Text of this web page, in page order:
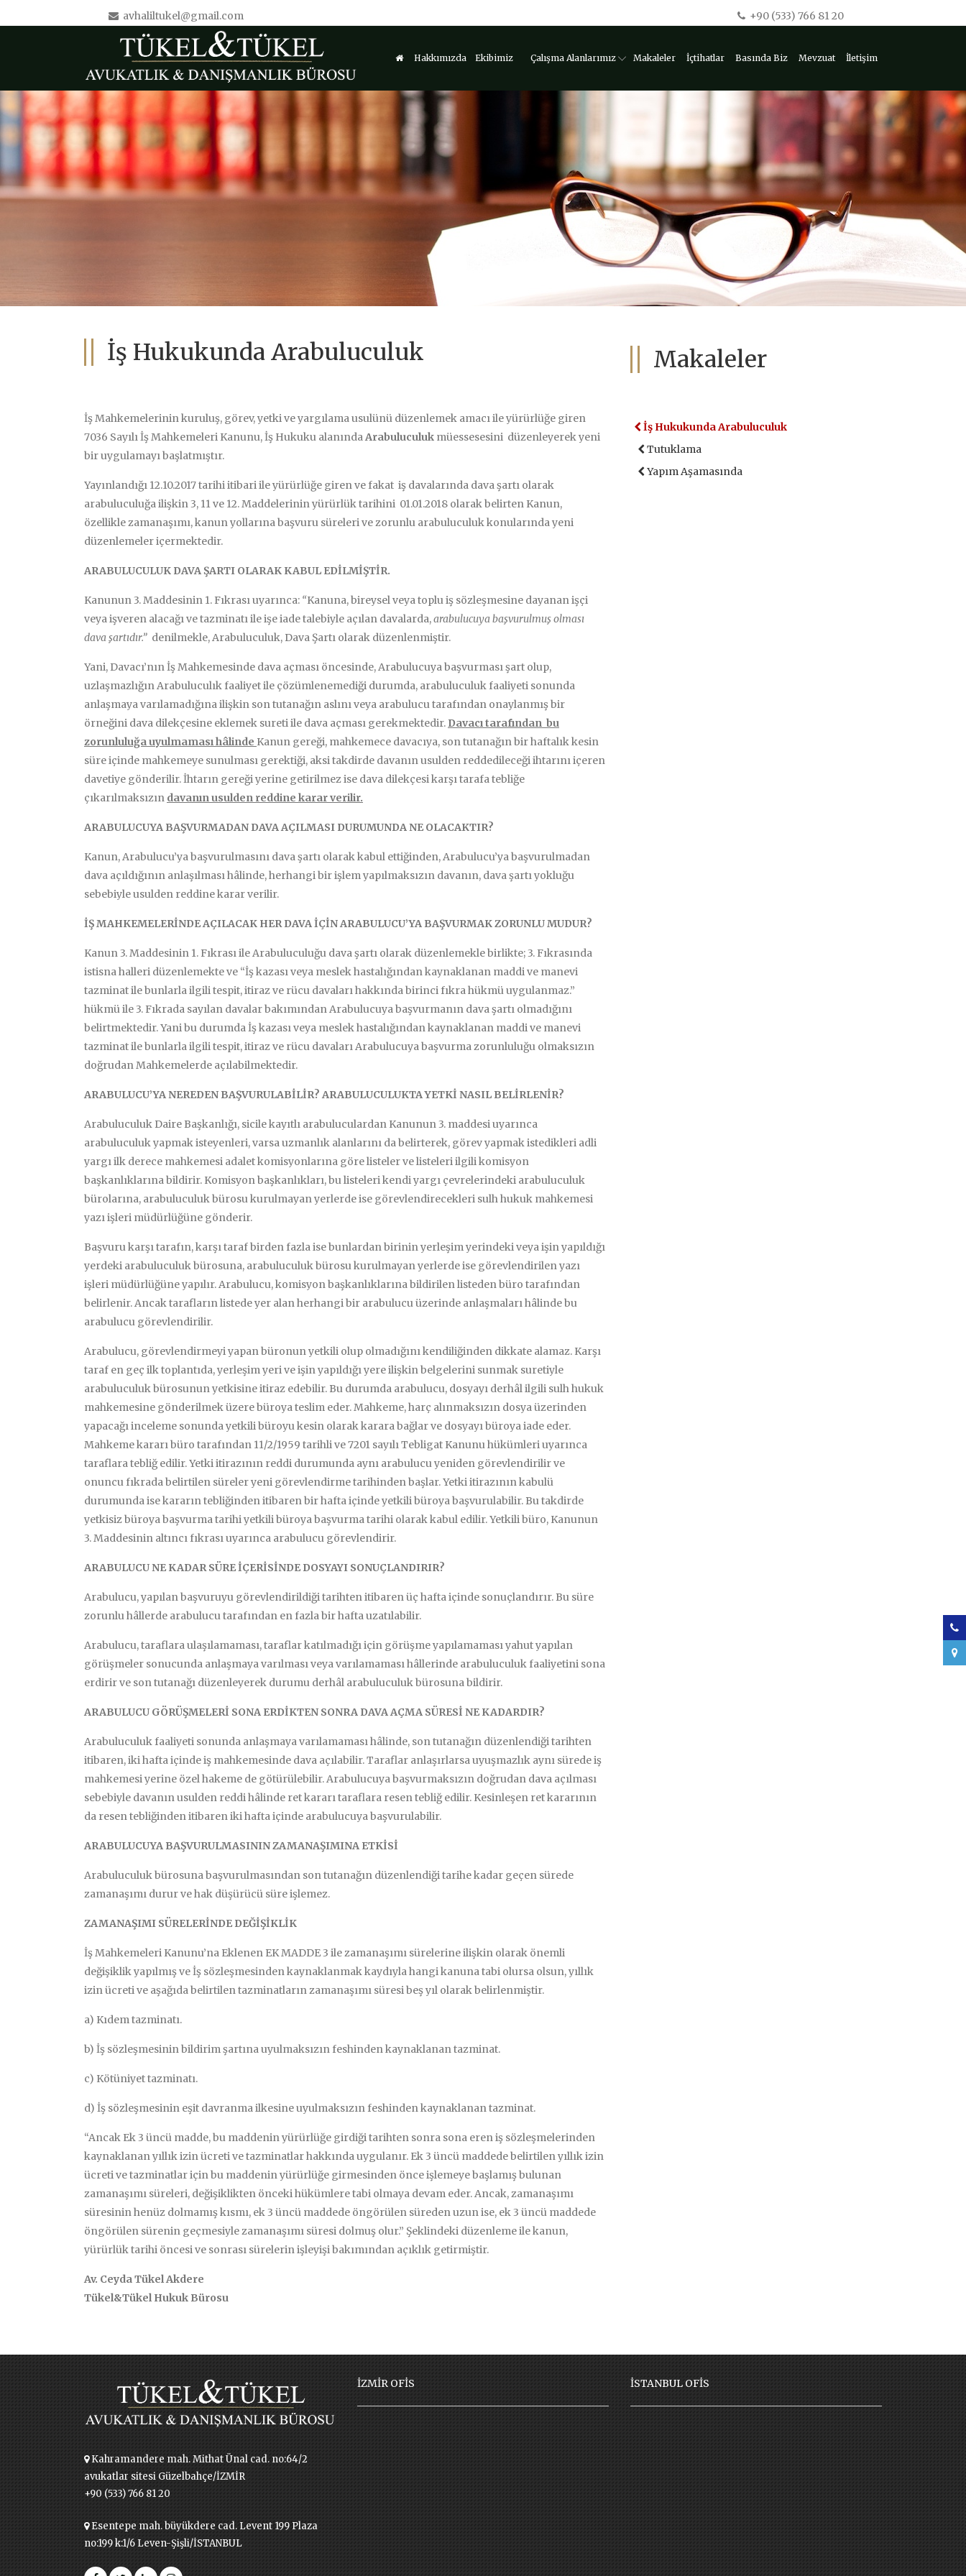
avhaliltukel@gmail.com +90 (533) 766 81 20
Hakkımızda Ekibimiz Çalışma Alanlarımız Makaleler İçtihatlar Basında Biz Mevzuat İletişim
İş Hukukunda Arabuluculuk
İş Mahkemelerinin kuruluş, görev, yetki ve yargılama usulünü düzenlemek amacı ile yürürlüğe giren
7036 Sayılı İş Mahkemeleri Kanunu, İş Hukuku alanındaArabuluculuk müessesesini düzenleyerek yeni
bir uygulamayı başlatmıştır.
Yayınlandığı 12.10.2017 tarihi itibari ile yürürlüğe giren ve fakat iş davalarında dava şartı olarak
arabuluculuğa ilişkin 3, 11 ve 12. Maddelerinin yürürlük tarihini 01.01.2018 olarak belirten Kanun,
özellikle zamanaşımı, kanun yollarına başvuru süreleri ve zorunlu arabuluculuk konularında yeni
düzenlemeler içermektedir.
ARABULUCULUK DAVA ŞARTI OLARAK KABUL EDİLMİŞTİR.
Kanunun 3. Maddesinin 1. Fıkrası uyarınca: “Kanuna, bireysel veya toplu iş sözleşmesine dayanan işçi
veya işveren alacağı ve tazminatı ile işe iade talebiyle açılan davalarda,arabulucuya başvurulmuş olması
dava şartıdır.” denilmekle, Arabuluculuk, Dava Şartı olarak düzenlenmiştir.
Yani, Davacı’nın İş Mahkemesinde dava açması öncesinde, Arabulucuya başvurması şart olup,
uzlaşmazlığın Arabuluculık faaliyet ile çözümlenemediği durumda, arabuluculuk faaliyeti sonunda
anlaşmaya varılamadığına ilişkin son tutanağın aslını veya arabulucu tarafından onaylanmış bir
örneğini dava dilekçesine eklemek sureti ile dava açması gerekmektedir. Davacı tarafından bu
zorunluluğa uyulmaması hâlinde Kanun gereği, mahkemece davacıya, son tutanağın bir haftalık kesin
süre içinde mahkemeye sunulması gerektiği, aksi takdirde davanın usulden reddedileceği ihtarını içeren
davetiye gönderilir. İhtarın gereği yerine getirilmez ise dava dilekçesi karşı tarafa tebliğe
çıkarılmaksızın davanın usulden reddine karar verilir.
ARABULUCUYA BAŞVURMADAN DAVA AÇILMASI DURUMUNDA NE OLACAKTIR?
Kanun, Arabulucu’ya başvurulmasını dava şartı olarak kabul ettiğinden, Arabulucu’ya başvurulmadan
dava açıldığının anlaşılması hâlinde, herhangi bir işlem yapılmaksızın davanın, dava şartı yokluğu
sebebiyle usulden reddine karar verilir.
İŞ MAHKEMELERİNDE AÇILACAK HER DAVA İÇİN ARABULUCU’YA BAŞVURMAK ZORUNLU MUDUR?
Kanun 3. Maddesinin 1. Fıkrası ile Arabuluculuğu dava şartı olarak düzenlemekle birlikte; 3. Fıkrasında
istisna halleri düzenlemekte ve “İş kazası veya meslek hastalığından kaynaklanan maddi ve manevi
tazminat ile bunlarla ilgili tespit, itiraz ve rücu davaları hakkında birinci fıkra hükmü uygulanmaz.”
hükmü ile 3. Fıkrada sayılan davalar bakımından Arabulucuya başvurmanın dava şartı olmadığını
belirtmektedir. Yani bu durumda İş kazası veya meslek hastalığından kaynaklanan maddi ve manevi
tazminat ile bunlarla ilgili tespit, itiraz ve rücu davaları Arabulucuya başvurma zorunluluğu olmaksızın
doğrudan Mahkemelerde açılabilmektedir.
ARABULUCU’YA NEREDEN BAŞVURULABİLİR? ARABULUCULUKTA YETKİ NASIL BELİRLENİR?
Arabuluculuk Daire Başkanlığı, sicile kayıtlı arabuluculardan Kanunun 3. maddesi uyarınca
arabuluculuk yapmak isteyenleri, varsa uzmanlık alanlarını da belirterek, görev yapmak istedikleri adli
yargı ilk derece mahkemesi adalet komisyonlarına göre listeler ve listeleri ilgili komisyon
başkanlıklarına bildirir. Komisyon başkanlıkları, bu listeleri kendi yargı çevrelerindeki arabuluculuk
bürolarına, arabuluculuk bürosu kurulmayan yerlerde ise görevlendirecekleri sulh hukuk mahkemesi
yazı işleri müdürlüğüne gönderir.
Başvuru karşı tarafın, karşı taraf birden fazla ise bunlardan birinin yerleşim yerindeki veya işin yapıldığı
yerdeki arabuluculuk bürosuna, arabuluculuk bürosu kurulmayan yerlerde ise görevlendirilen yazı
işleri müdürlüğüne yapılır. Arabulucu, komisyon başkanlıklarına bildirilen listeden büro tarafından
belirlenir. Ancak tarafların listede yer alan herhangi bir arabulucu üzerinde anlaşmaları hâlinde bu
arabulucu görevlendirilir.
Arabulucu, görevlendirmeyi yapan büronun yetkili olup olmadığını kendiliğinden dikkate alamaz. Karşı
taraf en geç ilk toplantıda, yerleşim yeri ve işin yapıldığı yere ilişkin belgelerini sunmak suretiyle
arabuluculuk bürosunun yetkisine itiraz edebilir. Bu durumda arabulucu, dosyayı derhâl ilgili sulh hukuk
mahkemesine gönderilmek üzere büroya teslim eder. Mahkeme, harç alınmaksızın dosya üzerinden
yapacağı inceleme sonunda yetkili büroyu kesin olarak karara bağlar ve dosyayı büroya iade eder.
Mahkeme kararı büro tarafından 11/2/1959 tarihli ve 7201 sayılı Tebligat Kanunu hükümleri uyarınca
taraflara tebliğ edilir. Yetki itirazının reddi durumunda aynı arabulucu yeniden görevlendirilir ve
onuncu fıkrada belirtilen süreler yeni görevlendirme tarihinden başlar. Yetki itirazının kabulü
durumunda ise kararın tebliğinden itibaren bir hafta içinde yetkili büroya başvurulabilir. Bu takdirde
yetkisiz büroya başvurma tarihi yetkili büroya başvurma tarihi olarak kabul edilir. Yetkili büro, Kanunun
3. Maddesinin altıncı fıkrası uyarınca arabulucu görevlendirir.
ARABULUCU NE KADAR SÜRE İÇERİSİNDE DOSYAYI SONUÇLANDIRIR?
Arabulucu, yapılan başvuruyu görevlendirildiği tarihten itibaren üç hafta içinde sonuçlandırır. Bu süre
zorunlu hâllerde arabulucu tarafından en fazla bir hafta uzatılabilir.
Arabulucu, taraflara ulaşılamaması, taraflar katılmadığı için görüşme yapılamaması yahut yapılan
görüşmeler sonucunda anlaşmaya varılması veya varılamaması hâllerinde arabuluculuk faaliyetini sona
erdirir ve son tutanağı düzenleyerek durumu derhâl arabuluculuk bürosuna bildirir.
ARABULUCU GÖRÜŞMELERİ SONA ERDİKTEN SONRA DAVA AÇMA SÜRESİ NE KADARDIR?
Arabuluculuk faaliyeti sonunda anlaşmaya varılamaması hâlinde, son tutanağın düzenlendiği tarihten
itibaren, iki hafta içinde iş mahkemesinde dava açılabilir. Taraflar anlaşırlarsa uyuşmazlık aynı sürede iş
mahkemesi yerine özel hakeme de götürülebilir. Arabulucuya başvurmaksızın doğrudan dava açılması
sebebiyle davanın usulden reddi hâlinde ret kararı taraflara resen tebliğ edilir. Kesinleşen ret kararının
da resen tebliğinden itibaren iki hafta içinde arabulucuya başvurulabilir.
ARABULUCUYA BAŞVURULMASININ ZAMANAŞIMINA ETKİSİ
Arabuluculuk bürosuna başvurulmasından son tutanağın düzenlendiği tarihe kadar geçen sürede
zamanaşımı durur ve hak düşürücü süre işlemez.
ZAMANAŞIMI SÜRELERİNDE DEĞİŞİKLİK
İş Mahkemeleri Kanunu’na Eklenen EK MADDE 3 ile zamanaşımı sürelerine ilişkin olarak önemli
değişiklik yapılmış ve İş sözleşmesinden kaynaklanmak kaydıyla hangi kanuna tabi olursa olsun, yıllık
izin ücreti ve aşağıda belirtilen tazminatların zamanaşımı süresi beş yıl olarak belirlenmiştir.
a) Kıdem tazminatı.
b) İş sözleşmesinin bildirim şartına uyulmaksızın feshinden kaynaklanan tazminat.
c) Kötüniyet tazminatı.
d) İş sözleşmesinin eşit davranma ilkesine uyulmaksızın feshinden kaynaklanan tazminat.
“Ancak Ek 3 üncü madde, bu maddenin yürürlüğe girdiği tarihten sonra sona eren iş sözleşmelerinden
kaynaklanan yıllık izin ücreti ve tazminatlar hakkında uygulanır. Ek 3 üncü maddede belirtilen yıllık izin
ücreti ve tazminatlar için bu maddenin yürürlüğe girmesinden önce işlemeye başlamış bulunan
zamanaşımı süreleri, değişiklikten önceki hükümlere tabi olmaya devam eder. Ancak, zamanaşımı
süresinin henüz dolmamış kısmı, ek 3 üncü maddede öngörülen süreden uzun ise, ek 3 üncü maddede
öngörülen sürenin geçmesiyle zamanaşımı süresi dolmuş olur.” Şeklindeki düzenleme ile kanun,
yürürlük tarihi öncesi ve sonrası sürelerin işleyişi bakımından açıklık getirmiştir.
Av. Ceyda Tükel Akdere
Tükel&Tükel Hukuk Bürosu
Makaleler
İş Hukukunda Arabuluculuk
Tutuklama
Yapım Aşamasında
Kahramandere mah. Mithat Ünal cad. no:64/2
avukatlar sitesi Güzelbahçe/İZMİR
+90 (533) 766 81 20
Esentepe mah. büyükdere cad. Levent 199 Plaza
no:199 k:1/6 Leven-Şişli/İSTANBUL
İZMİR OFİS İSTANBUL OFİS